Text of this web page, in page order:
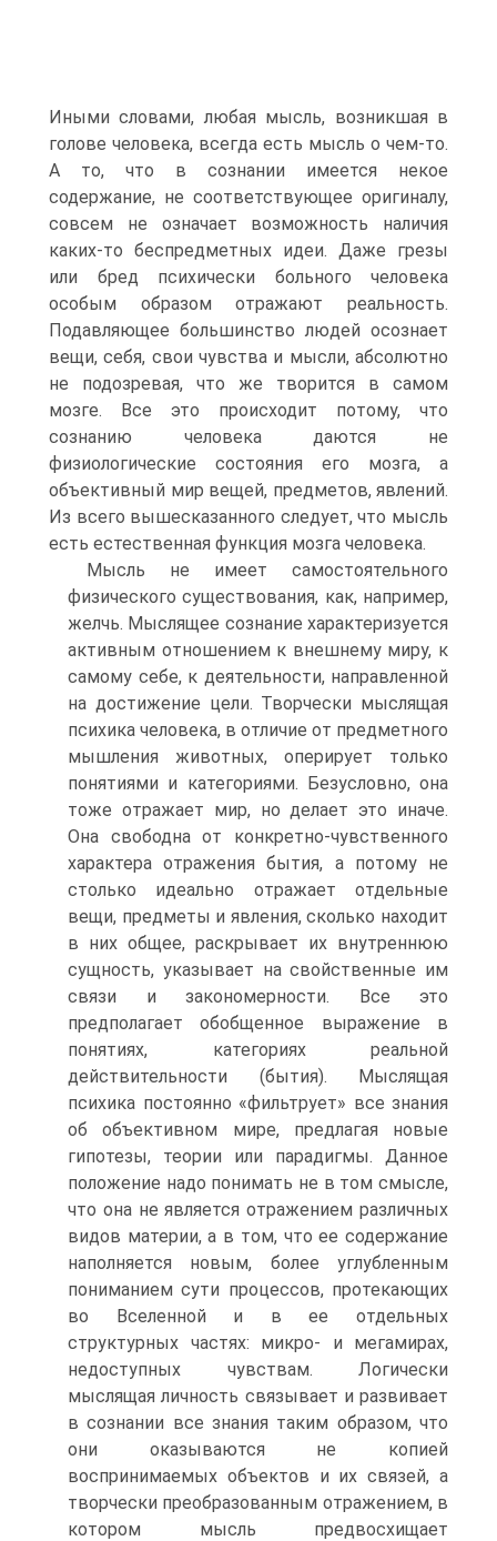
Иными словами, любая мысль, возникшая в
голове че­ловека, всегда есть мысль о чем-то.
А то, что в сознании имеет­ся некое
содержание, не соответствующее оригиналу,
совсем не означает возможность наличия
каких-то беспредметных идеи. Даже грезы
или бред психически больного человека
особым образом отражают реальность.
Подавляющее большинство лю­дей осознает
вещи, себя, свои чувства и мысли, абсолютно
не подозревая, что же творится в самом
мозге. Все это происходит потому, что
сознанию человека даются не
физиологические со­стояния его мозга, а
объективный мир вещей, предметов, явле­ний.
Из всего вышесказанного следует, что мысль
есть естест­венная функция мозга человека.
Мысль не имеет самостоятельного
физического существо­вания, как, например,
желчь. Мыслящее сознание характеризу­ется
активным отношением к внешнему миру, к
самому себе, к деятельности, направленной
на достижение цели. Творчески мыслящая
психика человека, в отличие от предметного
мышле­ния животных, оперирует только
понятиями и категориями. Безусловно, она
тоже отражает мир, но делает это иначе.
Она свободна от конкретно-чувственного
характера отражения бы­тия, а потому не
столько идеально отражает отдельные
вещи, предметы и явления, сколько находит
в них общее, раскрывает их внутреннюю
сущность, указывает на свойственные им
связи и закономерности. Все это
предполагает обобщенное выраже­ние в
понятиях, категориях реальной
действительности (бы­тия). Мыслящая
психика постоянно «фильтрует» все знания
об объективном мире, предлагая новые
гипотезы, теории или па­радигмы. Данное
положение надо понимать не в том смысле,
что она не является отражением различных
видов материи, а в том, что ее содержание
наполняется новым, более углубленным
пониманием сути процессов, протекающих
во Вселенной и в ее отдельных
структурных частях: микро- и мегамирах,
недоступ­ных чувствам. Логически
мыслящая личность связывает и раз­вивает
в сознании все знания таким образом, что
они оказыва­ются не копией
воспринимаемых объектов и их связей, а
твор­чески преобразованным отражением, в
котором мысль предвос­хищает